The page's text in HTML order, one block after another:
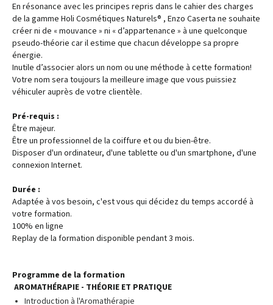
En résonance avec les principes repris dans le cahier des charges
de la gamme Holi Cosmétiques Naturels® , Enzo Caserta ne souhaite
créer ni de « mouvance » ni « d’appartenance » à une quelconque
pseudo-théorie car il estime que chacun développe sa propre
énergie.
Inutile d’associer alors un nom ou une méthode à cette formation!
Votre nom sera toujours la meilleure image que vous puissiez
véhiculer auprès de votre clientèle.
Pré-requis :
Être majeur.
Être un professionnel de la coiffure et ou du bien-être.
Disposer d'un ordinateur, d'une tablette ou d'un smartphone, d'une
connexion Internet.
Durée :
Adaptée à vos besoin, c'est vous qui décidez du temps accordé à
votre formation.
100% en ligne
Replay de la formation disponible pendant 3 mois.
Programme de la formation
AROMATHÉRAPIE - THÉORIE ET PRATIQUE
Introduction à l'Aromathérapie